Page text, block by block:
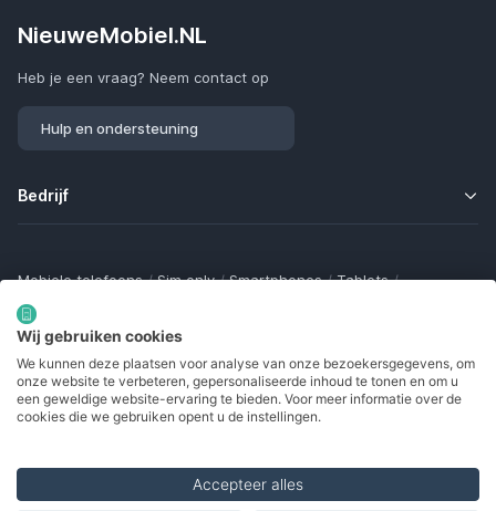
NieuweMobiel.NL
Heb je een vraag? Neem contact op
Hulp en ondersteuning
Bedrijf
Mobiele telefoons / Sim only / Smartphones / Tablets /
Smartwatches
Bluetooth trackers / Opladers
Samsung Galaxy
Gamingtelefoons / Foldables / Robuuste telefoons /
Seniorentelefoons / Waterdichte telefoons / Refurbished
Wij gebruiken cookies
We kunnen deze plaatsen voor analyse van onze bezoekersgegevens, om
onze website te verbeteren, gepersonaliseerde inhoud te tonen en om u
een geweldige website-ervaring te bieden. Voor meer informatie over de
cookies die we gebruiken opent u de instellingen.
Accepteer alles